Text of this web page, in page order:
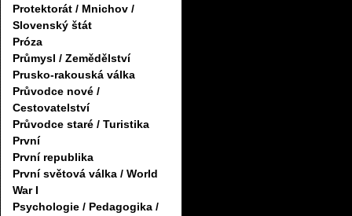
Protektorát / Mnichov /
Slovenský štát
Próza
Průmysl / Zemědělství
Prusko-rakouská válka
Průvodce nové /
Cestovatelství
Průvodce staré / Turistika
První
První republika
První světová válka / World
War I
Psychologie / Pedagogika /